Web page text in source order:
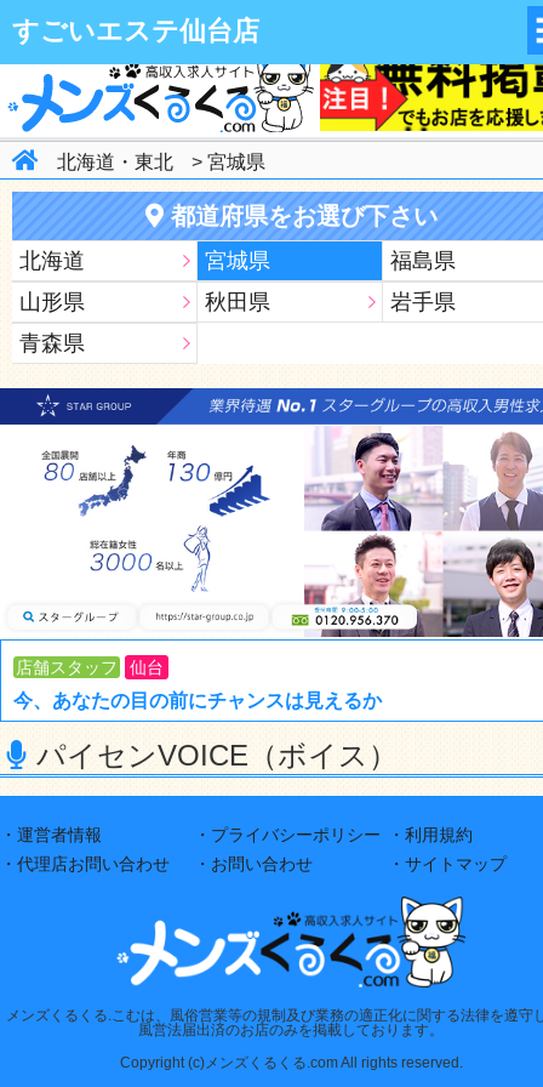
関東はもちろん！全国の高収入求人情報が満載！ワガママ条件で検索
分にあったお店選びが出来ちゃうサイト♪
北海道・東北 > 宮城県
都道府県をお選び下さい
北海道 宮城県
福島県
山形県
秋田県
岩手県
青森県
すごいエステ仙台店
店舗スタッフ 仙台
今、あなたの目の前にチャンスは見えるか
パイセンVOICE（ボイス）
・運営者情報
・代理店お問い合わせ
・プライバシーポリシー
・お問い合わせ
・利用規約
・サイトマップ
メンズくるくる.こむは、風俗営業等の規制及び業務の適正化に関する法律を遵守
風営法届出済のお店のみを掲載しております。
Copyright (c)メンズくるくる.com All rights reserved.